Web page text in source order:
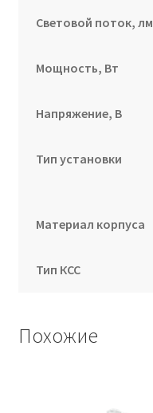
Световой поток, лм
Мощность, Вт
Напряжение, В
Тип установки
Материал корпуса
Тип КСС
Похожие